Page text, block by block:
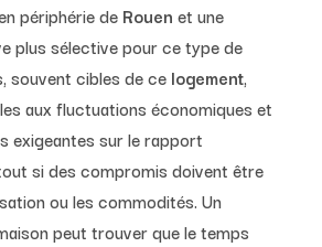
périphérie de Rouen et une
plus sélective pour ce type de
souvent cibles de ce logement,
aux fluctuations économiques et
exigeantes sur le rapport
si des compromis doivent être
ou les commodités. Un
peut trouver que le temps